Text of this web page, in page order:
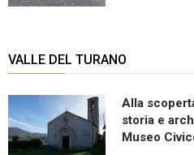
VALLE DEL TURANO
Alla
storia e
Museo